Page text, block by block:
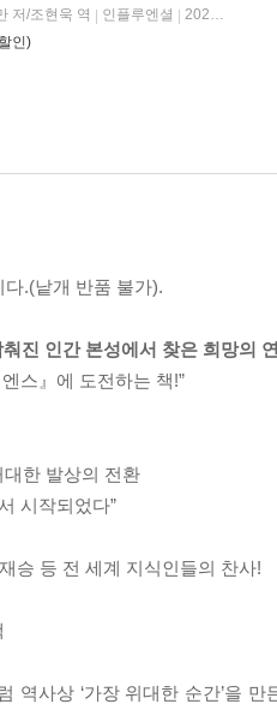
저/조현욱 역
인플루엔셜
2021년 03월 02일
인)
.(낱개 반품 불가).
진 인간 본성에서 찾은 희망의 연
스』에 도전하는 책!”
한 발상의 전환
시작되었다”
승 등 전 세계 지식인들의 찬사!
역사상 ‘가장 위대한 순간’을